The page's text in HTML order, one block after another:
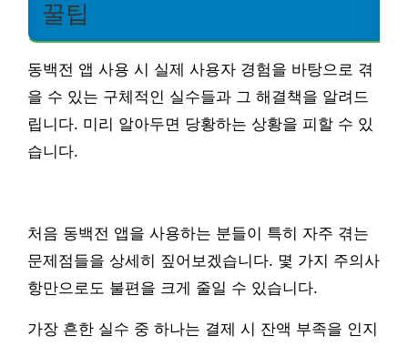
꿀팁
동백전 앱 사용 시 실제 사용자 경험을 바탕으로 겪
을 수 있는 구체적인 실수들과 그 해결책을 알려드
립니다. 미리 알아두면 당황하는 상황을 피할 수 있
습니다.
처음 동백전 앱을 사용하는 분들이 특히 자주 겪는
문제점들을 상세히 짚어보겠습니다. 몇 가지 주의사
항만으로도 불편을 크게 줄일 수 있습니다.
가장 흔한 실수 중 하나는 결제 시 잔액 부족을 인지